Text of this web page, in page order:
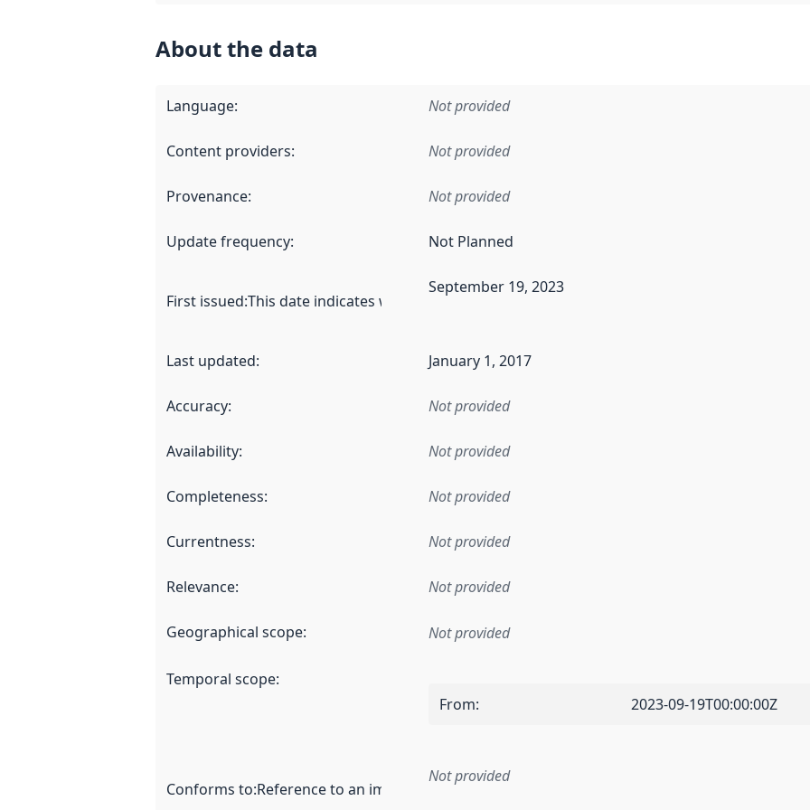
About the data
Language: Not provided
Content providers: Not provided
Provenance: Not provided
Update frequency: Not Planned
First issued:This date indicates when the data in this dataset was first released. It may have
September 19, 2023
Last updated: January 1, 2017
Accuracy: Not provided
Availability: Not provided
Completeness: Not provided
Currentness: Not provided
Relevance: Not provided
Geographical scope: Not provided
Temporal scope:
From: 2023-09-19T00:00:00Z
Conforms to:Reference to an implementation rule or other specification that forms the basis
Not provided